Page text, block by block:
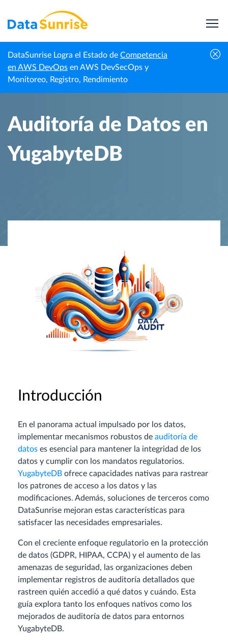
DataSunrise Logra el Estado de Competencia
en AWS DevOps en AWS DevSecOps y
Monitoreo, Registro, Rendimiento
Inicio Centro de Conocimiento Auditoría de Datos en YugabyteDB
Auditoría de Datos en
YugabyteDB
Introducción
En el panorama actual impulsado por los datos,
implementar mecanismos robustos de auditoría de
datos es esencial para mantener la integridad de los
datos y cumplir con los mandatos regulatorios.
YugabyteDB ofrece capacidades nativas para rastrear
los patrones de acceso a los datos y las
modificaciones. Además, soluciones de terceros como
DataSunrise mejoran estas características para
satisfacer las necesidades empresariales.
Con el creciente enfoque regulatorio en la protección
de datos (GDPR, HIPAA, CCPA) y el aumento de las
amenazas de seguridad, las organizaciones deben
implementar registros de auditoría detallados que
rastreen quién accedió a qué datos y cuándo. Esta
guía explora tanto los enfoques nativos como los
mejorados de auditoría de datos para entornos
YugabyteDB.